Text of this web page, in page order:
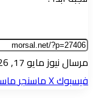
مرسال نيوزأرسل
بريدا
مايو 17, 2026
فيسبوك‫Xماسنجر